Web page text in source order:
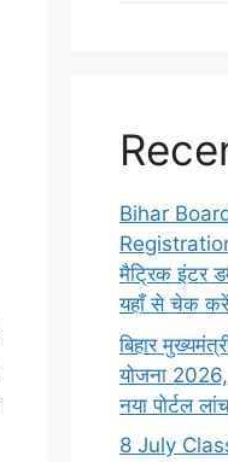
Bihar
Registration
मैट्रिक इंटर
यहाँ से चेक
बिहार
योजना
नया पोर्टल
8 July